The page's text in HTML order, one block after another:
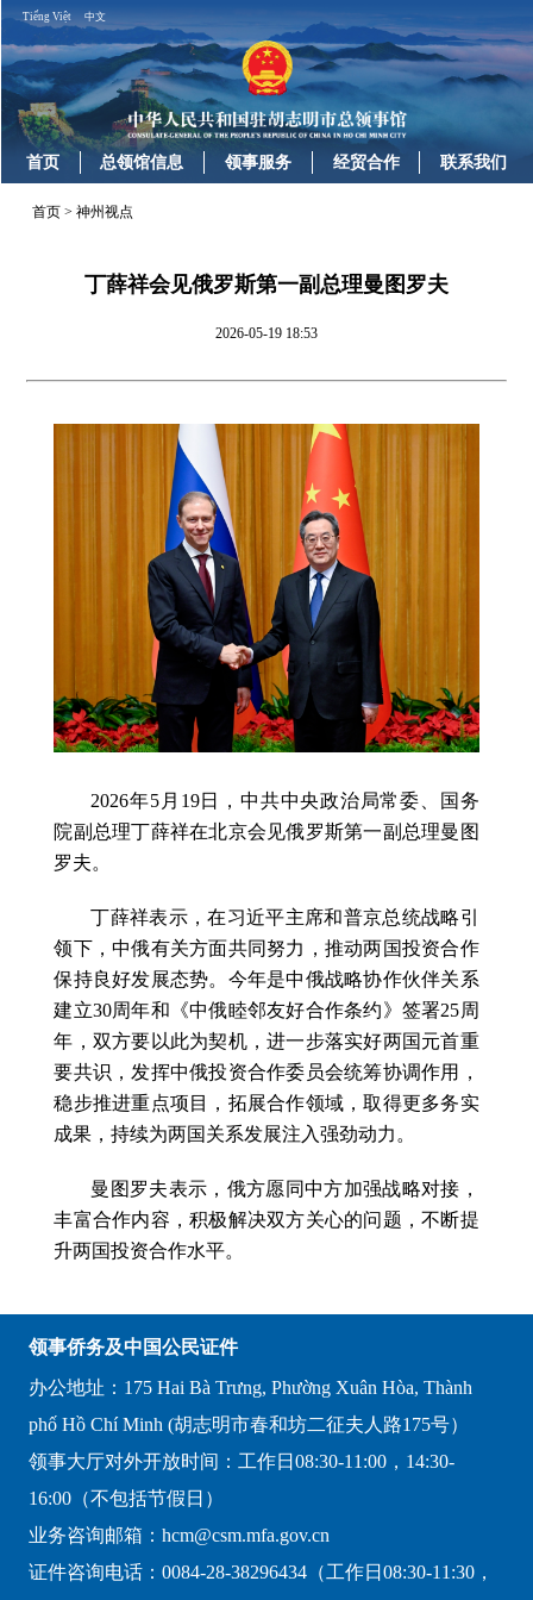
Tiếng Việt 中文
首页 总领馆信息 领事服务 经贸合作 联系我们
首页 >神州视点
丁薛祥会见俄罗斯第一副总理曼图罗夫
2026-05-19 18:53
2026年5月19日，中共中央政治局常委、国务
院副总理丁薛祥在北京会见俄罗斯第一副总理曼图
罗夫。
丁薛祥表示，在习近平主席和普京总统战略引
领下，中俄有关方面共同努力，推动两国投资合作
保持良好发展态势。今年是中俄战略协作伙伴关系
建立30周年和《中俄睦邻友好合作条约》签署25周
年，双方要以此为契机，进一步落实好两国元首重
要共识，发挥中俄投资合作委员会统筹协调作用，
稳步推进重点项目，拓展合作领域，取得更多务实
成果，持续为两国关系发展注入强劲动力。
曼图罗夫表示，俄方愿同中方加强战略对接，
丰富合作内容，积极解决双方关心的问题，不断提
升两国投资合作水平。
领事侨务及中国公民证件
办公地址：175 Hai Bà Trưng, Phường Xuân Hòa, Thành
phố Hồ Chí Minh (胡志明市春和坊二征夫人路175号）
领事大厅对外开放时间：工作日08:30-11:00，14:30-
16:00（不包括节假日）
业务咨询邮箱：hcm@csm.mfa.gov.cn
证件咨询电话：0084-28-38296434（工作日08:30-11:30，